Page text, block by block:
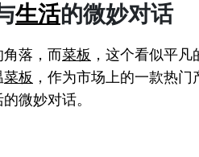
生活的微妙对话
落，而菜板 ，这个看似平凡
菜板 ，作为市场上的一款热
微妙对话。